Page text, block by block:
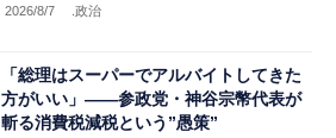
2026/8/7 .政治
「総理はスーパーでアルバイトしてきた
方がいい」――参政党・神谷宗幣代表が
斬る消費税減税という”愚策”